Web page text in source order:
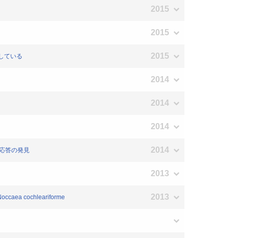
2015
2015
ている 2015
2014
2014
2014
答の発見 2014
2013
cochleariforme 2013